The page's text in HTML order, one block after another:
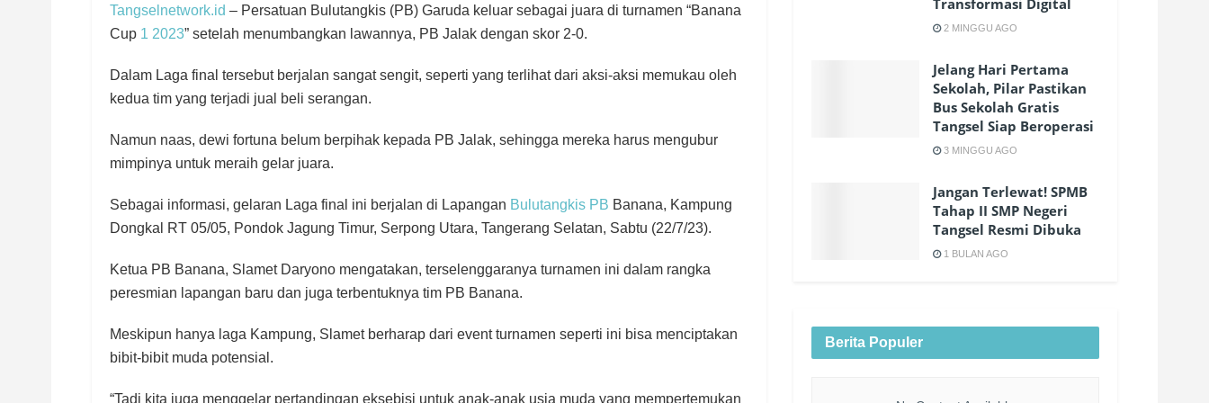
Tangselnetwork.id – Persatuan Bulutangkis (PB) Garuda keluar sebagai juara di turnamen “Banana
Cup 1 2023” setelah menumbangkan lawannya, PB Jalak dengan skor 2-0.
Dalam Laga final tersebut berjalan sangat sengit, seperti yang terlihat dari aksi-aksi memukau oleh
kedua tim yang terjadi jual beli serangan.
Namun naas, dewi fortuna belum berpihak kepada PB Jalak, sehingga mereka harus mengubur
mimpinya untuk meraih gelar juara.
Sebagai informasi, gelaran Laga final ini berjalan di Lapangan Bulutangkis PB Banana, Kampung
Dongkal RT 05/05, Pondok Jagung Timur, Serpong Utara, Tangerang Selatan, Sabtu (22/7/23).
Ketua PB Banana, Slamet Daryono mengatakan, terselenggaranya turnamen ini dalam rangka
peresmian lapangan baru dan juga terbentuknya tim PB Banana.
Meskipun hanya laga Kampung, Slamet berharap dari event turnamen seperti ini bisa menciptakan
bibit-bibit muda potensial.
“Tadi kita juga menggelar pertandingan eksebisi untuk anak-anak usia muda yang mempertemukan
Transformasi Digital
2 MINGGU AGO
Jelang Hari Pertama
Sekolah, Pilar Pastikan
Bus Sekolah Gratis
Tangsel Siap Beroperasi
3 MINGGU AGO
Jangan Terlewat! SPMB
Tahap II SMP Negeri
Tangsel Resmi Dibuka
1 BULAN AGO
Berita Populer